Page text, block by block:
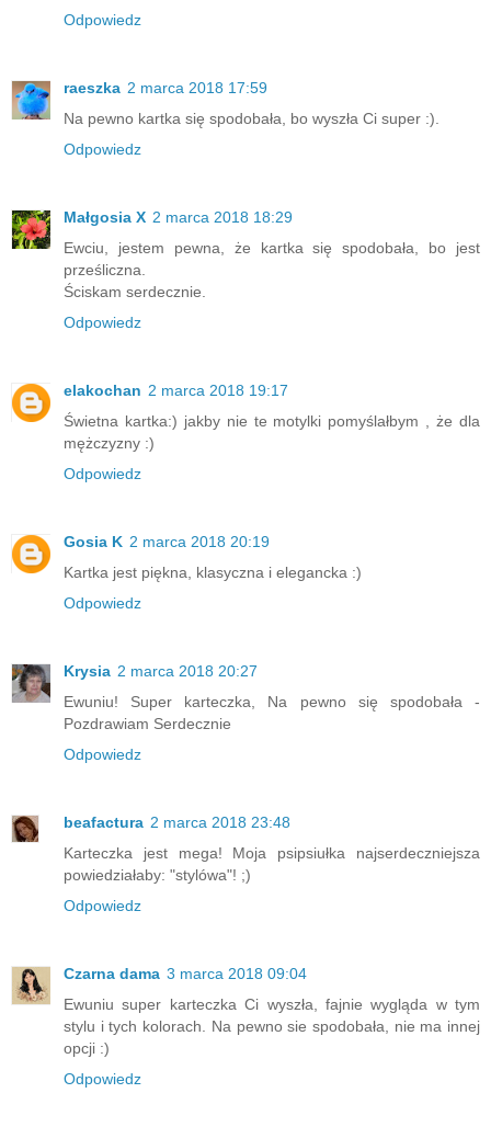
Odpowiedz
raeszka 2 marca 2018 17:59
Na pewno kartka się spodobała, bo wyszła Ci super :).
Odpowiedz
Małgosia X 2 marca 2018 18:29
Ewciu, jestem pewna, że kartka się spodobała, bo jest
prześliczna.
Ściskam serdecznie.
Odpowiedz
elakochan 2 marca 2018 19:17
Świetna kartka:) jakby nie te motylki pomyślałbym , że dla
mężczyzny :)
Odpowiedz
Gosia K 2 marca 2018 20:19
Kartka jest piękna, klasyczna i elegancka :)
Odpowiedz
Krysia 2 marca 2018 20:27
Ewuniu! Super karteczka, Na pewno się spodobała -
Pozdrawiam Serdecznie
Odpowiedz
beafactura 2 marca 2018 23:48
Karteczka jest mega! Moja psipsiułka najserdeczniejsza
powiedziałaby: "stylówa"! ;)
Odpowiedz
Czarna dama 3 marca 2018 09:04
Ewuniu super karteczka Ci wyszła, fajnie wygląda w tym
stylu i tych kolorach. Na pewno sie spodobała, nie ma innej
opcji :)
Odpowiedz